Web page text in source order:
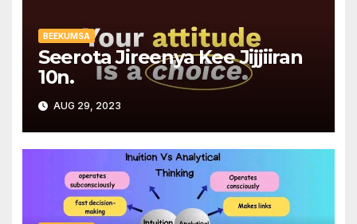
BEEKUMSA
Seerota Jireenya Kee Jijjiiran
10n.
AUG 29, 2023